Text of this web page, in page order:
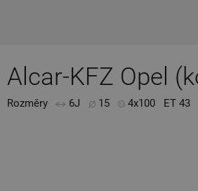
Alcar-KFZ Opel
Rozměry 6J 15 4x100 ET 43